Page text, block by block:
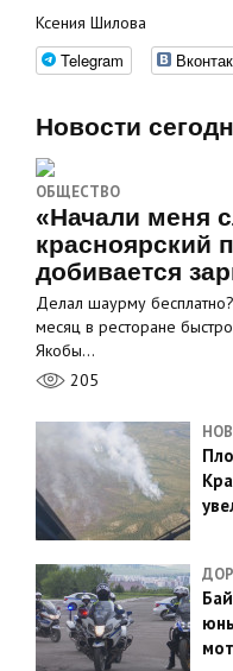
Ксения Шилова
Telegram
Новости
ОБЩЕСТВО
«Начали меня
красноярский
добивается
Делал шаурму
месяц в ресторане
Якобы…
205